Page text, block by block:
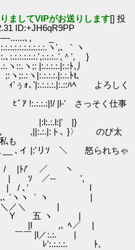
ましてVIPがお送りします[] 投
ID:+JH6qR9PP
､, _
ヽ',､ ｀ヽ
＾', }
;: |:.:.:.:.|:.:ﾄ,丿
|:.:.:.:.|:.:.ﾄt､
ﾊﾍ よろしく
|l‐' さっそく仕事
|}
ト､ }〉 のび太
も
|:'リｿ ＼ 怒られちゃ
／ ヽ
-‐ ',
/ ､' l
ヽヽ ｀ヽ |
`＼／＼ |
Y 五 ヽ |
､ ﾍ／ |
|l／:.:. |
ﾚ':.:.:.:. ﾄ,